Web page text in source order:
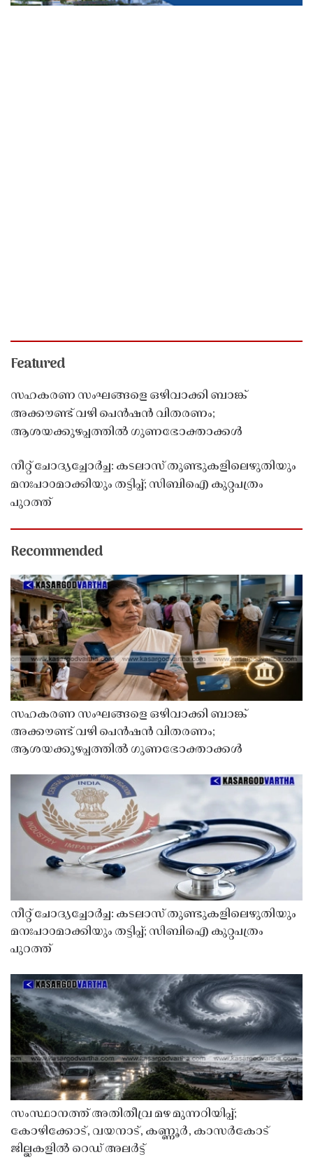
Featured
സഹകരണ സംഘങ്ങളെ ഒഴിവാക്കി ബാങ്ക്
അക്കൗണ്ട് വഴി പെൻഷൻ വിതരണം;
ആശയക്കുഴപ്പത്തിൽ ഗുണഭോക്താക്കൾ
നീറ്റ് ചോദ്യച്ചോർച്ച: കടലാസ് തുണ്ടുകളിലെഴുതിയും
മനഃപാഠമാക്കിയും തട്ടിപ്പ്; സിബിഐ കുറ്റപത്രം
പുറത്ത്
Recommended
സഹകരണ സംഘങ്ങളെ ഒഴിവാക്കി ബാങ്ക്
അക്കൗണ്ട് വഴി പെൻഷൻ വിതരണം;
ആശയക്കുഴപ്പത്തിൽ ഗുണഭോക്താക്കൾ
നീറ്റ് ചോദ്യച്ചോർച്ച: കടലാസ് തുണ്ടുകളിലെഴുതിയും
മനഃപാഠമാക്കിയും തട്ടിപ്പ്; സിബിഐ കുറ്റപത്രം
പുറത്ത്
സംസ്ഥാനത്ത് അതിതീവ്ര മഴ മുന്നറിയിപ്പ്;
കോഴിക്കോട്, വയനാട്, കണ്ണൂർ, കാസർകോട്
ജില്ലകളിൽ റെഡ് അലർട്ട്